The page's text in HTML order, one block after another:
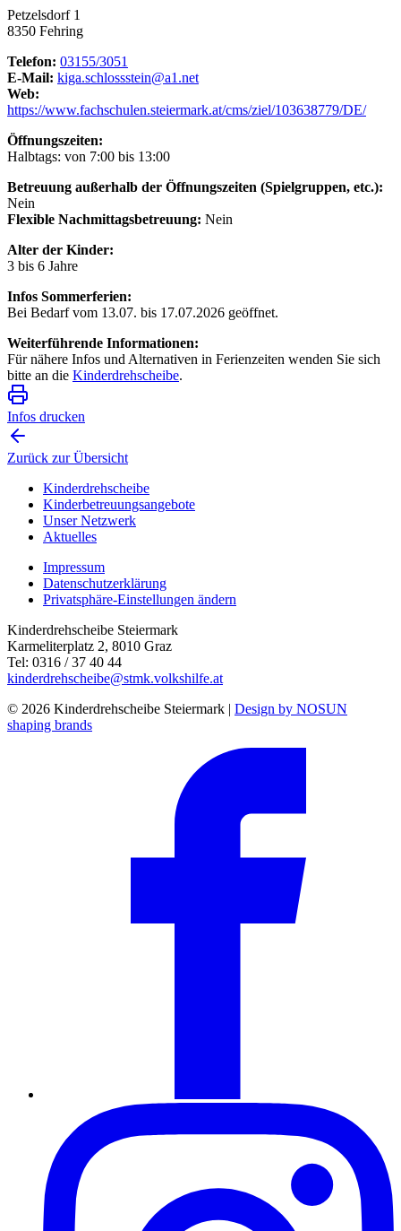
Petzelsdorf 1
8350 Fehring
Telefon: 03155/3051
E-Mail: kiga.schlossstein@a1.net
Web:
https://www.fachschulen.steiermark.at/cms/ziel/103638779/DE/
Öffnungszeiten:
Halbtags: von 7:00 bis 13:00
Betreuung außerhalb der Öffnungszeiten (Spielgruppen, etc.):
Nein
Flexible Nachmittagsbetreuung: Nein
Alter der Kinder:
3 bis 6 Jahre
Infos Sommerferien:
Bei Bedarf vom 13.07. bis 17.07.2026 geöffnet.
Weiterführende Informationen:
Für nähere Infos und Alternativen in Ferienzeiten wenden Sie sich
bitte an die Kinderdrehscheibe.
Infos drucken
Zurück zur Übersicht
Kinderdrehscheibe
Kinderbetreuungs­angebote
Unser Netzwerk
Aktuelles
Impressum
Datenschutzerklärung
Privatsphäre-Einstellungen ändern
Kinderdrehscheibe Steiermark
Karmeliterplatz 2, 8010 Graz
Tel: 0316 / 37 40 44
kinderdrehscheibe@stmk.volkshilfe.at
© 2026 Kinderdrehscheibe Steiermark | Design by NOSUN
shaping brands